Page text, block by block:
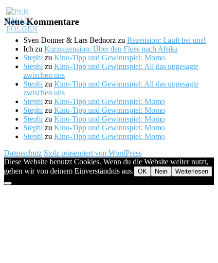
Neue Kommentare
Sven Donner & Lars Bednorz zu Rezension: Läuft bei uns!
Ich zu Kurzrezension: Über den Fluss nach Afrika
Stephi zu Kino-Tipp und Gewinnspiel: Momo
Stephi zu Kino-Tipp und Gewinnspiel: All das ungesagte
zwischen uns
Stephi zu Kino-Tipp und Gewinnspiel: All das ungesagte
zwischen uns
Stephi zu Kino-Tipp und Gewinnspiel: Momo
Stephi zu Kino-Tipp und Gewinnspiel: Momo
Stephi zu Kino-Tipp und Gewinnspiel: Momo
Stephi zu Kino-Tipp und Gewinnspiel: Momo
Stephi zu Kino-Tipp und Gewinnspiel: Momo
Datenschutz Stolz präsentiert von WordPress
Diese Website benutzt Cookies. Wenn du die Website weiter nutzt,
gehen wir von deinem Einverständnis aus. OK Nein Weiterlesen